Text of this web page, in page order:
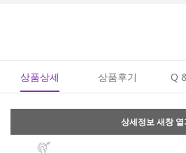
상품상세 상품후기 Q
상세정보 새창 열